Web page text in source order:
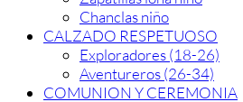
Chanclas niño
CALZADO RESPETUOSO
Exploradores (18-26)
Aventureros (26-34)
COMUNION Y CEREMONIA